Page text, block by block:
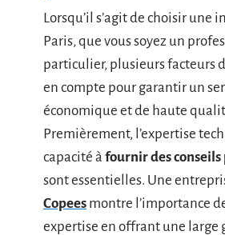
Lorsqu’il s’agit de choisir une
Paris, que vous soyez un
particulier, plusieurs facteurs
en compte pour garantir un
économique et de haute
Premièrement, l’expertise
capacité à fournir des conseils
sont essentielles. Une
Copees montre l’importance
expertise en offrant une large